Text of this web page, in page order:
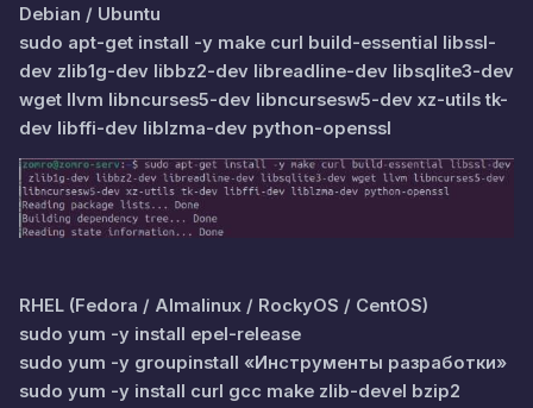
Debian / Ubuntu
sudo apt-get install -y make curl build-essential libssl-
dev zlib1g-dev libbz2-dev libreadline-dev libsqlite3-dev
wget llvm libncurses5-dev libncursesw5-dev xz-utils tk-
dev libffi-dev liblzma-dev python-openssl
RHEL (Fedora / Almalinux / RockyOS / CentOS)
sudo yum -y install epel-release
sudo yum -y groupinstall «Инструменты разработки»
sudo yum -y install curl gcc make zlib-devel bzip2